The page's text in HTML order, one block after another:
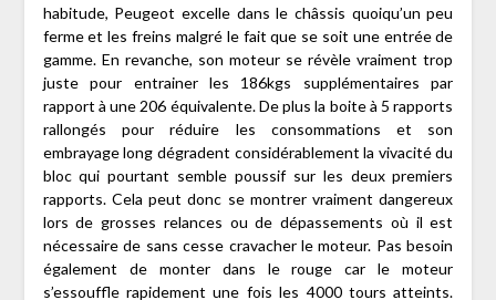
habitude, Peugeot excelle dans le châssis quoiqu’un peu
ferme et les freins malgré le fait que se soit une entrée de
gamme. En revanche, son moteur se révèle vraiment trop
juste pour entrainer les 186kgs supplémentaires par
rapport à une 206 équivalente. De plus la boite à 5 rapports
rallongés pour réduire les consommations et son
embrayage long dégradent considérablement la vivacité du
bloc qui pourtant semble poussif sur les deux premiers
rapports. Cela peut donc se montrer vraiment dangereux
lors de grosses relances ou de dépassements où il est
nécessaire de sans cesse cravacher le moteur. Pas besoin
également de monter dans le rouge car le moteur
s’essouffle rapidement une fois les 4000 tours atteints.